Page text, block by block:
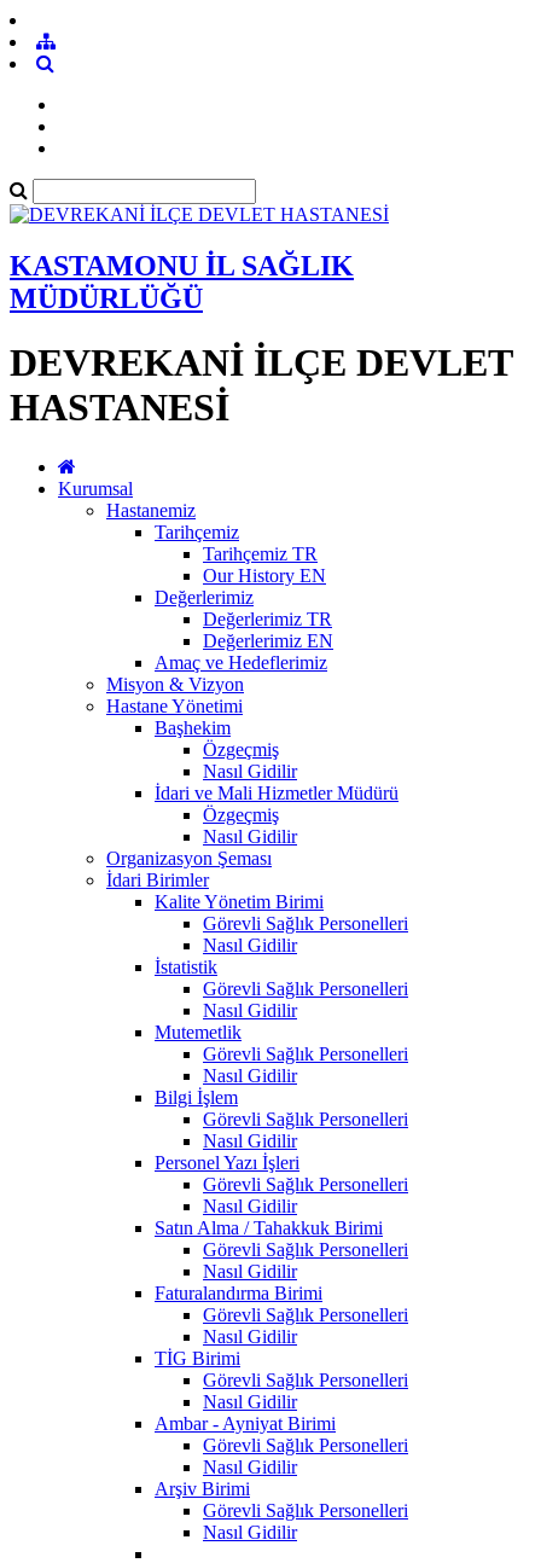
KASTAMONU İL SAĞLIK
MÜDÜRLÜĞÜ
DEVREKANİ İLÇE DEVLET
HASTANESİ
Kurumsal
Hastanemiz
Tarihçemiz
Tarihçemiz TR
Our History EN
Değerlerimiz
Değerlerimiz TR
Değerlerimiz EN
Amaç ve Hedeflerimiz
Misyon & Vizyon
Hastane Yönetimi
Başhekim
Özgeçmiş
Nasıl Gidilir
İdari ve Mali Hizmetler Müdürü
Özgeçmiş
Nasıl Gidilir
Organizasyon Şeması
İdari Birimler
Kalite Yönetim Birimi
Görevli Sağlık Personelleri
Nasıl Gidilir
İstatistik
Görevli Sağlık Personelleri
Nasıl Gidilir
Mutemetlik
Görevli Sağlık Personelleri
Nasıl Gidilir
Bilgi İşlem
Görevli Sağlık Personelleri
Nasıl Gidilir
Personel Yazı İşleri
Görevli Sağlık Personelleri
Nasıl Gidilir
Satın Alma / Tahakkuk Birimi
Görevli Sağlık Personelleri
Nasıl Gidilir
Faturalandırma Birimi
Görevli Sağlık Personelleri
Nasıl Gidilir
TİG Birimi
Görevli Sağlık Personelleri
Nasıl Gidilir
Ambar - Ayniyat Birimi
Görevli Sağlık Personelleri
Nasıl Gidilir
Arşiv Birimi
Görevli Sağlık Personelleri
Nasıl Gidilir